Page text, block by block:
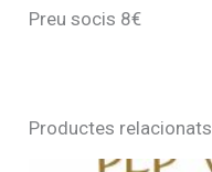
Preu socis 8€
Productes relacionats